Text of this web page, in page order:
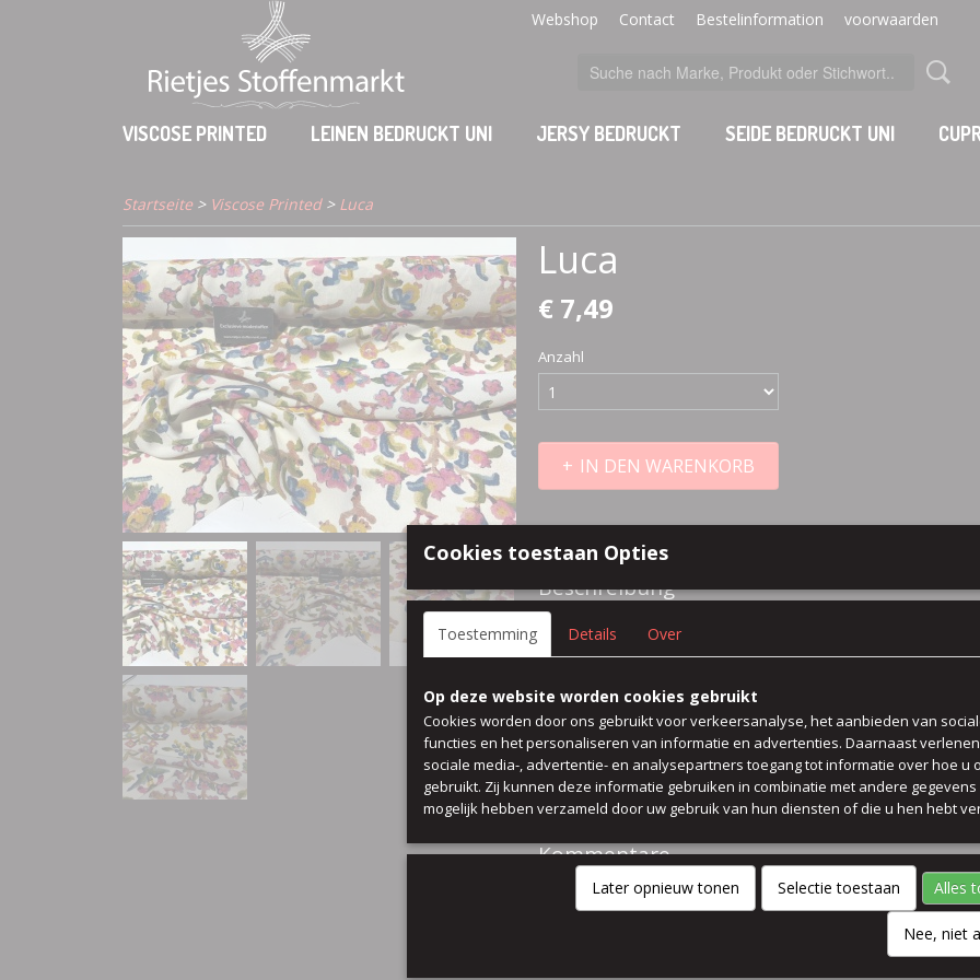
Webshop Contact Bestelinformation voorwaarden
VISCOSE PRINTED LEINEN BEDRUCKT UNI JERSY BEDRUCKT SEIDE BEDRUCKT UNI
Startseite> Viscose Printed> Luca
Luca
€ 7,49
Anzahl
IN DEN WARENKORB
Beschreibung
100% italienische viskose Crêpe bluse kleid rock tunika sommer
Farbe Sand blau rosa grun gelb
waschbar 30 gard woll gang vorher
Preis pro 50 cm
breit 140 cm
Kommentare
Cookies toestaan Opties
Toestemming Details Over
Op deze website worden cookies gebruikt
Cookies worden door ons gebruikt voor verkeersanalyse, het aanbieden van
functies en het personaliseren van informatie en advertenties. Daarnaast
sociale media-, advertentie- en analysepartners toegang tot informatie over hoe u
gebruikt. Zij kunnen deze informatie gebruiken in combinatie met andere gegevens
mogelijk hebben verzameld door uw gebruik van hun diensten of die u hen hebt
Later opnieuw tonen Selectie toestaan Alles
Nee, niet